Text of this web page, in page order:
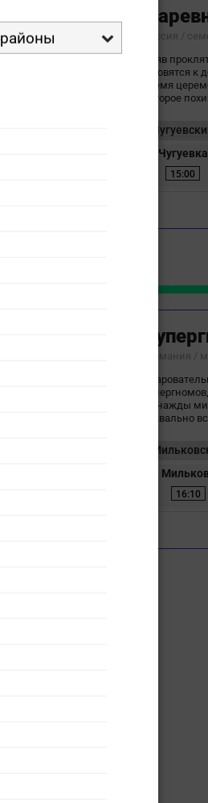
Россия /
Сняв
готовятся
время
которое
Чугуевка
15:00
Германия /
Однажды
буквально
16:10
